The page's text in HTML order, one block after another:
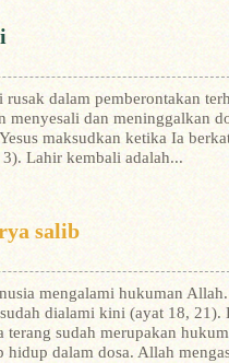
rusak dalam pemberontakan
menyesali dan meninggalkan
maksudkan ketika Ia
Lahir kembali adalah...
salib
mengalami hukuman
dialami kini (ayat 18,
terang sudah merupakan
hidup dalam dosa. Allah